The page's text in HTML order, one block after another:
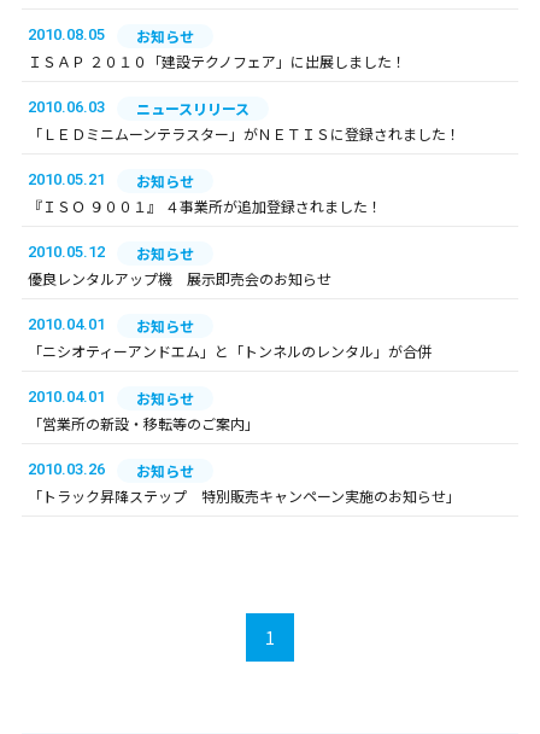
2010.08.05
お知らせ
ＩＳＡＰ ２０１０「建設テクノフェア」に出展しました！
2010.06.03
ニュースリリース
「ＬＥＤミニムーンテラスター」がＮＥＴＩＳに登録されました！
2010.05.21
お知らせ
『ＩＳＯ ９００１』 ４事業所が追加登録されました！
2010.05.12
お知らせ
優良レンタルアップ機 展示即売会のお知らせ
2010.04.01
お知らせ
「ニシオティーアンドエム」と「トンネルのレンタル」が合併
2010.04.01
お知らせ
「営業所の新設・移転等のご案内」
2010.03.26
お知らせ
「トラック昇降ステップ 特別販売キャンペーン実施のお知らせ」
1